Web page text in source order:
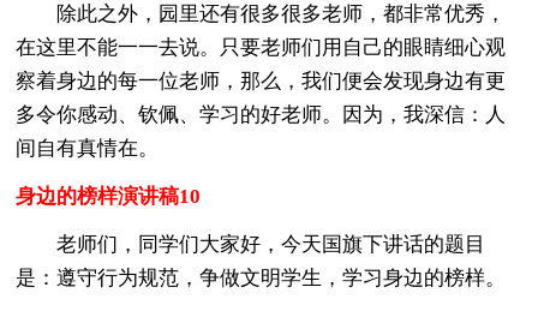
除此之外，园里还有很多很多老师，都非常优秀，
在这里不能一一去说。只要老师们用自己的眼睛细心观
察着身边的每一位老师，那么，我们便会发现身边有更
多令你感动、钦佩、学习的好老师。因为，我深信：人
间自有真情在。
身边的榜样演讲稿10
老师们，同学们大家好，今天国旗下讲话的题目
是：遵守行为规范，争做文明学生，学习身边的榜样。